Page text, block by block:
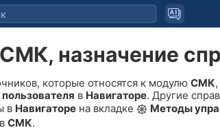
назначение
которые относятся к модулю СМК
в Навигаторе. Другие
в Навигаторе на вкладке Методы
СМК.